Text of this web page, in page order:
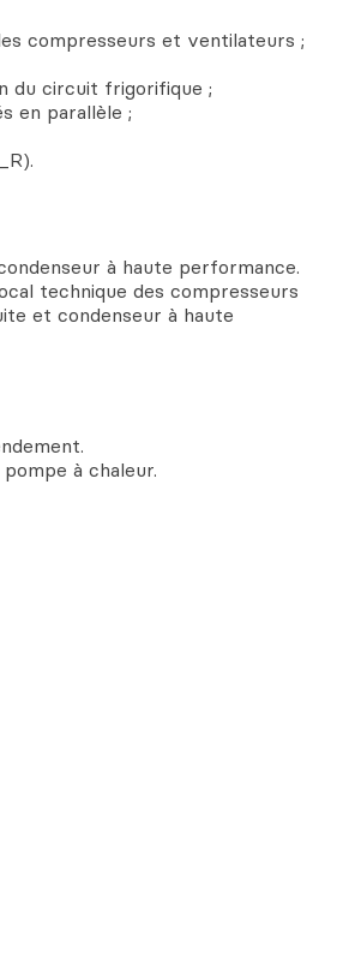
compresseurs et ventilateurs ;
du circuit frigorifique ;
en parallèle ;
à haute performance.
technique des compresseurs
et condenseur à haute
à chaleur.